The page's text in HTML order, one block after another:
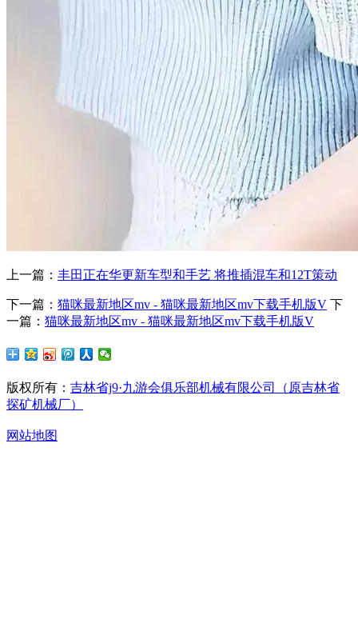
上一篇： 丰田正在华更新车型和手艺 将推插混车和12T策动
下一篇： 猫咪最新地区mv - 猫咪最新地区mv下载手机版V 下
一篇： 猫咪最新地区mv - 猫咪最新地区mv下载手机版V
版权所有： 吉林省j9·九游会俱乐部机械有限公司（原吉林省
探矿机械厂）
网站地图